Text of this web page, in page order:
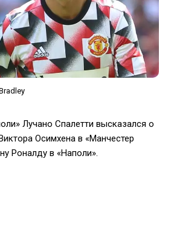
Лучано Спалетти высказался о
Осимхена в «Манчестер
Роналду в «Наполи».